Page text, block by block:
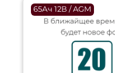
65Ач 12В / AGM